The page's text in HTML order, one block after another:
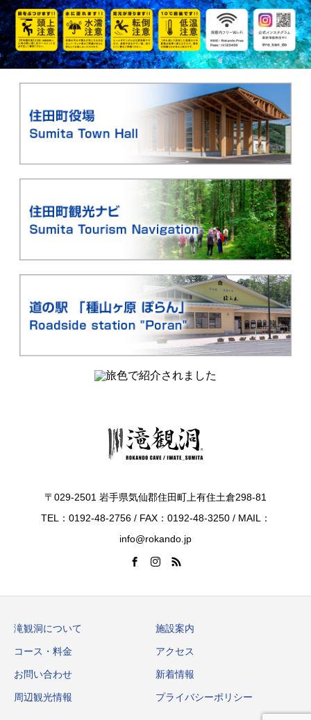
〒029-2501 岩手県気仙郡住田町上有住土倉298-81
TEL：0192-48-2756 / FAX：0192-48-3250 / MAIL：
info@rokando.jp
滝観洞について 施設案内
コース・料金 アクセス
お問い合わせ 新着情報
周辺観光情報 プライバシーポリシー